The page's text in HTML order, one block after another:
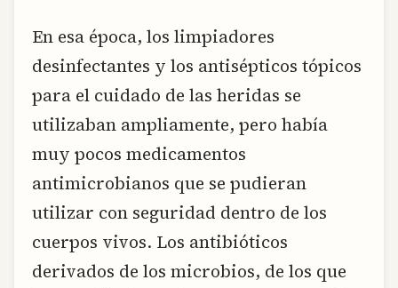
En esa época, los limpiadores
desinfectantes y los antisépticos tópicos
para el cuidado de las heridas se
utilizaban ampliamente, pero había
muy pocos medicamentos
antimicrobianos que se pudieran
utilizar con seguridad dentro de los
cuerpos vivos. Los antibióticos
derivados de los microbios, de los que